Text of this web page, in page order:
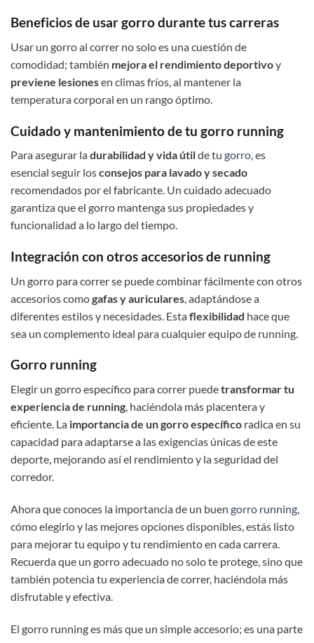
Beneficios de usar gorro durante tus carreras
Usar un gorro al correr no solo es una cuestión de
comodidad; también mejora el rendimiento deportivoy
previene lesionesen climas fríos, al mantener la
temperatura corporal en un rango óptimo.
Cuidado y mantenimiento de tu gorro running
Para asegurar ladurabilidad y vida útilde tu gorro, es
esencial seguir losconsejos para lavado y secado
recomendados por el fabricante. Un cuidado adecuado
garantiza que el gorro mantenga sus propiedades y
funcionalidad a lo largo del tiempo.
Integración con otros accesorios de running
Un gorro para correr se puede combinar fácilmente con otros
accesorios comogafas y auriculares , adaptándose a
diferentes estilos y necesidades. Estaflexibilidad hace que
sea un complemento ideal para cualquier equipo de running.
Gorro running
Elegir un gorro específico para correr puedetransformar tu
experiencia de running, haciéndola más placentera y
eficiente. La importancia de un gorro específico radica en su
capacidad para adaptarse a las exigencias únicas de este
deporte, mejorando así el rendimiento y la seguridad del
corredor.
Ahora que conoces la importancia de un buen gorro running
cómo elegirlo y las mejores opciones disponibles, estás listo
para mejorar tu equipo y tu rendimiento en cada carrera.
Recuerda que un gorro adecuado no solo te protege, sino que
también potencia tu experiencia de correr, haciéndola más
disfrutable y efectiva.
El gorro running es más que un simple accesorio; es una parte